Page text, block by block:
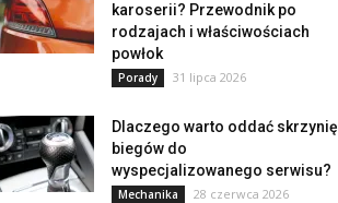
karoserii? Przewodnik po
rodzajach i właściwościach
powłok
Porady 31 lipca 2026
Dlaczego warto oddać skrzynię
biegów do
wyspecjalizowanego serwisu?
Mechanika 28 czerwca 2026